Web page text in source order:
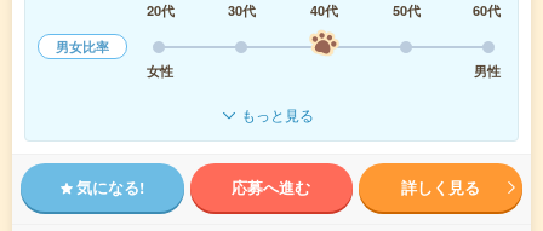
20代
30代 40代 50代
60代
男女比率
女性
男性
もっと見る
気になる! 応募へ進む 詳しく見る